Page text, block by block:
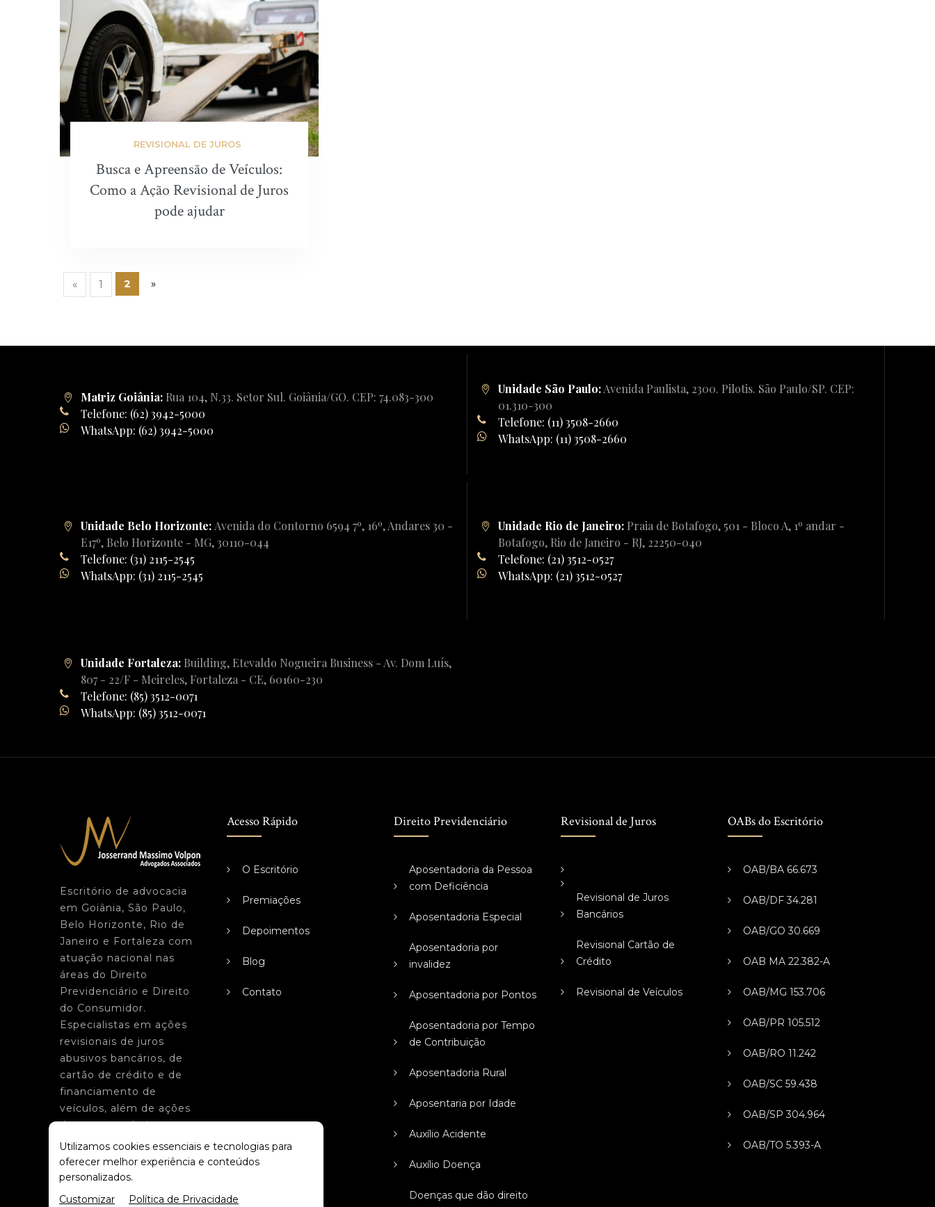
REVISIONAL DE JUROS
Busca e Apreensão de Veículos:
Como a Ação Revisional de Juros
pode ajudar
« 1 2 »
Matriz Goiânia: Rua 104, N.33. Setor Sul. Goiânia/GO. CEP: 74.083-300
Telefone: (62) 3942-5000
WhatsApp: (62) 3942-5000
Unidade São Paulo:Avenida Paulista, 2300. Pilotis. São Paulo/SP. CEP:
01.310-300
Telefone: (11) 3508-2660
WhatsApp: (11) 3508-2660
Unidade Belo Horizonte: Avenida do Contorno 6594 7º, 16º, Andares 30 -
E17º, Belo Horizonte - MG, 30110-044
Telefone: (31) 2115-2545
WhatsApp: (31) 2115-2545
Unidade Rio de Janeiro: Praia de Botafogo, 501 - Bloco A, 1º andar -
Botafogo, Rio de Janeiro - RJ, 22250-040
Telefone: (21) 3512-0527
WhatsApp: (21) 3512-0527
Unidade Fortaleza: Building, Etevaldo Nogueira Business - Av. Dom Luís,
807 - 22/F - Meireles, Fortaleza - CE, 60160-230
Telefone: (85) 3512-0071
WhatsApp: (85) 3512-0071
Escritório de advocacia
em Goiânia, São Paulo,
Belo Horizonte, Rio de
Janeiro e Fortaleza com
atuação nacional nas
áreas do Direito
Previdenciário e Direito
do Consumidor.
Especialistas em ações
revisionais de juros
abusivos bancários, de
cartão de crédito e de
financiamento de
veículos, além de ações
de aposentadoria e
benefícios do INSS. Entre
em contato para receber
um atendimento
Acesso Rápido
O Escritório
Premiações
Depoimentos
Blog
Contato
Direito Previdenciário
Aposentadoria da Pessoa
com Deficiência
Aposentadoria Especial
Aposentadoria por
invalidez
Aposentadoria por Pontos
Aposentadoria por Tempo
de Contribuição
Aposentadoria Rural
Aposentaria por Idade
Auxílio Acidente
Auxílio Doença
Doenças que dão direito
Revisional de Juros
Revisional de Juros
Bancários
Revisional Cartão de
Crédito
Revisional de Veículos
OABs do Escritório
OAB/BA 66.673
OAB/DF 34.281
OAB/GO 30.669
OAB MA 22.382-A
OAB/MG 153.706
OAB/PR 105.512
OAB/RO 11.242
OAB/SC 59.438
OAB/SP 304.964
OAB/TO 5.393-A
Utilizamos cookies essenciais e tecnologias para
oferecer melhor experiência e conteúdos
personalizados.
Customizar
Política de Privacidade